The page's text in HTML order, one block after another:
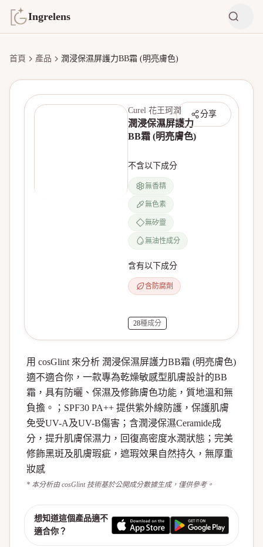
Ingrelens
首頁 產品 潤浸保濕屏護力BB霜 (明亮膚色)
分享
Curel 花王珂潤
潤浸保濕屏護力
BB霜 (明亮膚色)
不含以下成分
無香精
無色素
無矽靈
無油性成分
含有以下成分
含防腐劑
28種成分
用 cosGlint 來分析 潤浸保濕屏護力BB霜 (明亮膚色)
適不適合你，一款專為乾燥敏感型肌膚設計的BB
霜，具有防曬、保濕及修飾膚色功能，質地溫和無
負擔。；SPF30 PA++ 提供紫外線防護，保護肌膚
免受UV-A及UV-B傷害；含潤浸保濕Ceramide成
分，提升肌膚保濕力，回復高密度水潤狀態；完美
修飾黑斑及肌膚瑕疵，遮瑕效果自然持久，無厚重
妝感
* 本分析由 cosGlint 技術基於公開成分數據生成，僅供參考。
想知道這個產品適不
適合你？